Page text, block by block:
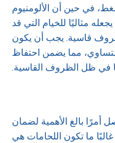
في حين أن الألومنيوم
مثاليًا للخيام التي قد
ظروف قاسية. يجب أن يكون
مما يضمن احتفاظ
في ظل الظروف القاسية.
أمرًا بالغ الأهمية لضمان
غالبًا ما تكون اللحامات هي